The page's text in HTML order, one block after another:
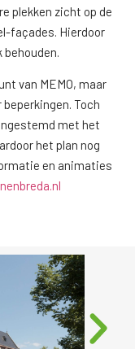
plekken zicht op de
façades. Hierdoor
behouden.
van MEMO, maar
Toch
met het
het plan nog
en animaties